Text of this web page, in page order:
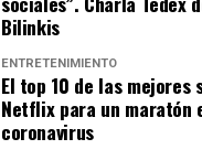
Bilinkis
ENTRETENIMIENTO
El top 10 de las mejores
Netflix para un maratón
coronavirus